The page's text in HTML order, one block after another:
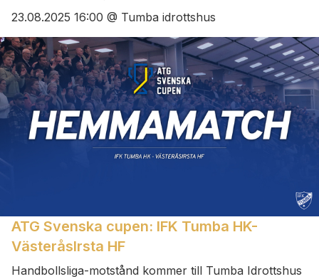
23.08.2025 16:00 @ Tumba idrottshus
ATG Svenska cupen: IFK Tumba HK-
VästeråsIrsta HF
Handbollsliga-motstånd kommer till Tumba Idrottshus